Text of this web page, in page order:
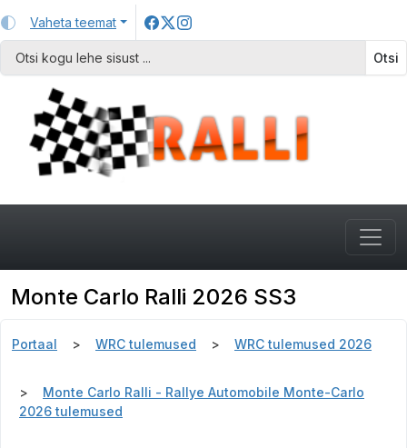
Vaheta teemat
Otsi
Monte Carlo Ralli 2026 SS3
Portaal WRC tulemused WRC tulemused 2026
Monte Carlo Ralli - Rallye Automobile Monte-Carlo
2026 tulemused